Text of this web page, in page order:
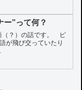
ー”って何？
（？）の話です。 ピ
が飛び交っていたり